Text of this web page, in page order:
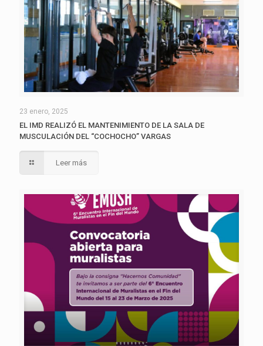
23 enero, 2025
EL IMD REALIZÓ EL MANTENIMIENTO DE LA SALA DE
MUSCULACIÓN DEL “COCHOCHO” VARGAS
Leer más